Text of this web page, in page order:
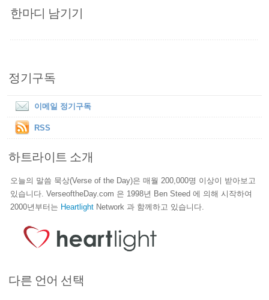
한마디 남기기
정기구독
이메일 정기구독
RSS
하트라이트 소개
오늘의 말씀 묵상(Verse of the Day)은 매월 200,000명 이상이 받아보고
있습니다. VerseoftheDay.com 은 1998년 Ben Steed 에 의해 시작하여
2000년부터는 Heartlight Network 과 함께하고 있습니다.
다른 언어 선택